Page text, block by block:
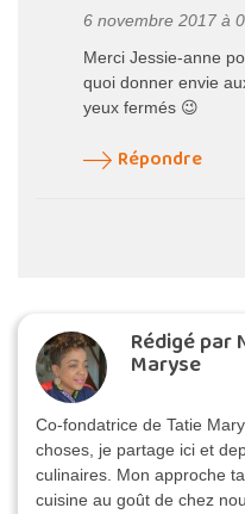
6 novembre 2017 à
Merci Jessie-anne
quoi donner envie
yeux fermés 😉
Répondre
Rédigé par
Maryse
Co-fondatrice de Tatie
choses, je partage ici et
culinaires. Mon approche
cuisine au goût de chez